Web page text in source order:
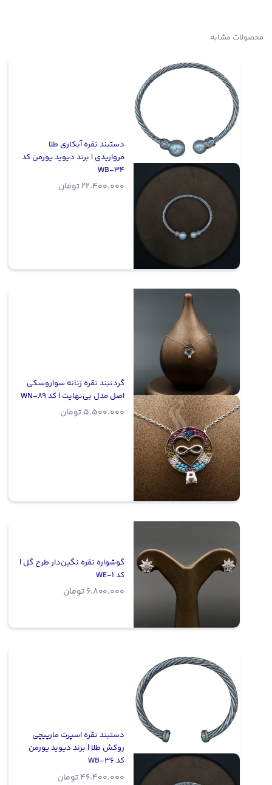
محصولات مشابه
دستبند نقره آبکاری طلا
مرواریدی | برند دیوید یورمن کد
WB-34
22.400.000 تومان
گردنبند نقره زنانه سواروسکی
اصل مدل بی‌نهایت | کد WN-89
5.500.000 تومان
گوشواره نقره نگین‌دار طرح گل |
کد WE-1
6.800.000 تومان
دستبند نقره اسپرت مارپیچی
روکش طلا | برند دیوید یورمن
کد WB-36
46.400.000 تومان